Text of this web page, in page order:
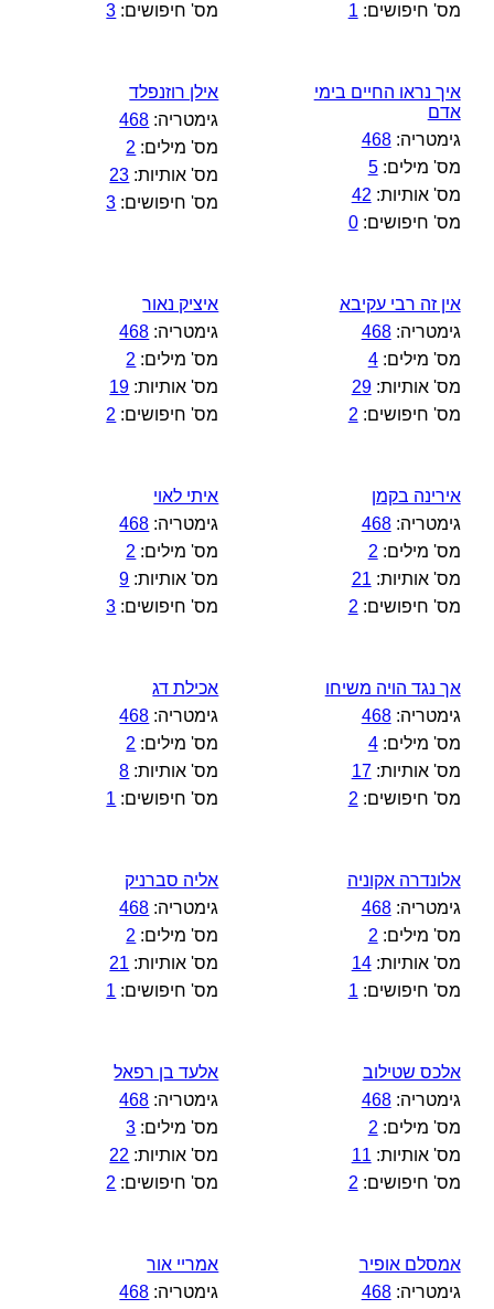
מס' חיפושים: 1
מס' חיפושים: 3
איך נראו החיים בימי
אדם
גימטריה:468
מס' מילים:5
מס' אותיות: 42
מס' חיפושים:0
אילן רוזנפלד
גימטריה: 468
מס' מילים: 2
מס' אותיות: 23
מס' חיפושים: 3
אין זה רבי עקיבא
גימטריה:468
מס' מילים:4
מס' אותיות:29
מס' חיפושים: 2
איציק נאור
גימטריה: 468
מס' מילים: 2
מס' אותיות: 19
מס' חיפושים: 2
אירינה בקמן
גימטריה:468
מס' מילים: 2
מס' אותיות: 21
מס' חיפושים: 2
איתי לאוי
גימטריה: 468
מס' מילים: 2
מס' אותיות: 9
מס' חיפושים: 3
אך נגד הויה משיחו
גימטריה:468
מס' מילים:4
מס' אותיות:17
מס' חיפושים: 2
אכילת דג
גימטריה: 468
מס' מילים: 2
מס' אותיות: 8
מס' חיפושים: 1
אלונדרה אקוניה
גימטריה:468
מס' מילים: 2
מס' אותיות:14
מס' חיפושים: 1
אליה סברניק
גימטריה: 468
מס' מילים: 2
מס' אותיות: 21
מס' חיפושים: 1
אלכס שטילוב
גימטריה:468
מס' מילים: 2
מס' אותיות: 11
מס' חיפושים: 2
אלעד בן רפאל
גימטריה: 468
מס' מילים: 3
מס' אותיות: 22
מס' חיפושים: 2
אמסלם אופיר
גימטריה:468
אמריי אור
גימטריה: 468